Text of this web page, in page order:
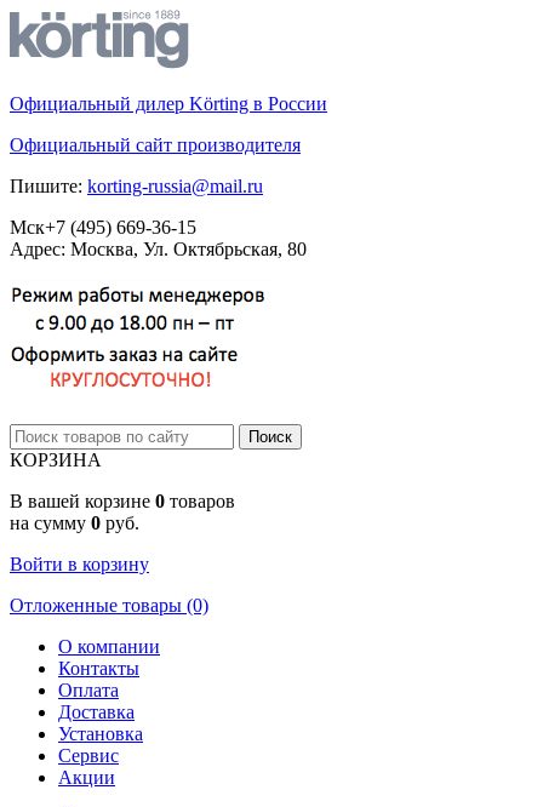
Официальный дилер Körting в России
Официальный сайт производителя
Пишите: korting-russia@mail.ru
Мск+7 (495) 669-36-15
Адрес: Москва, Ул. Октябрьская, 80
КОРЗИНА
В вашей корзине 0 товаров
на сумму 0 руб.
Войти в корзину
Отложенные товары (0)
О компании
Контакты
Оплата
Доставка
Установка
Сервис
Акции